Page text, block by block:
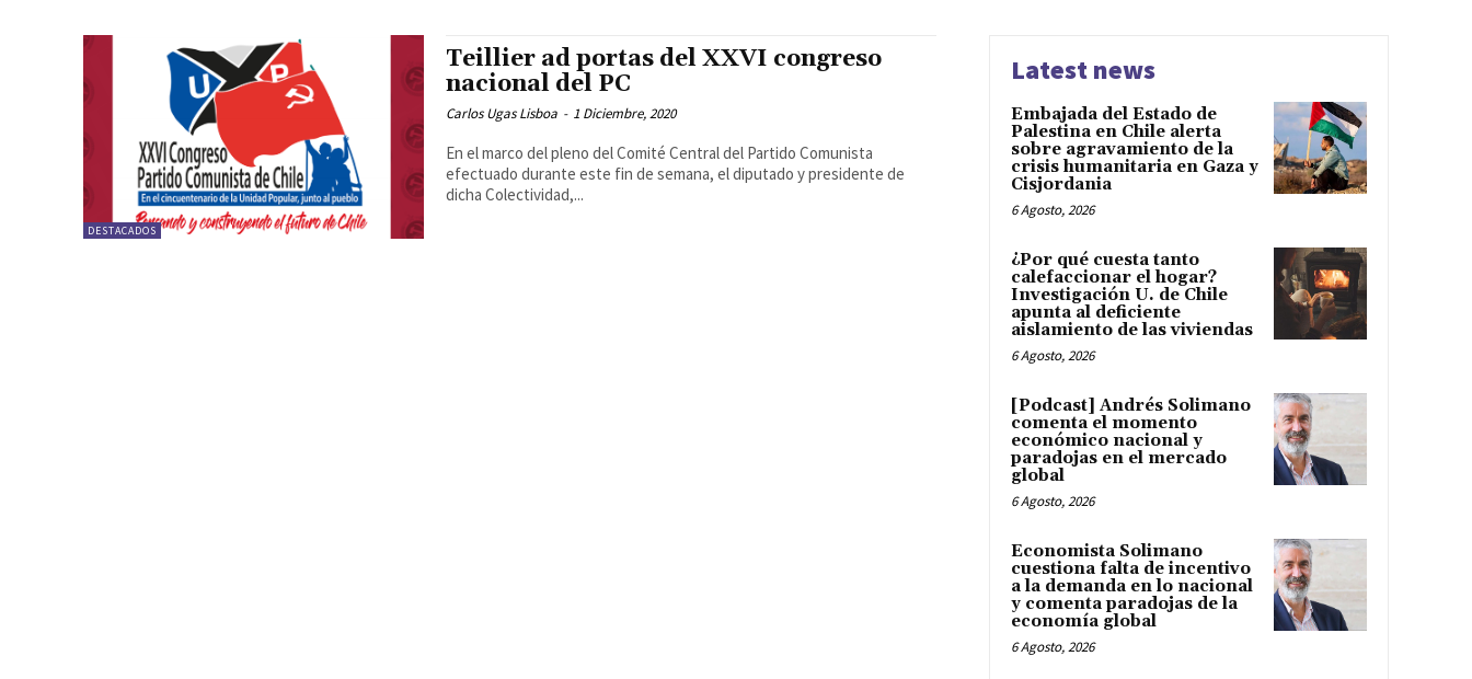
DESTACADOS
Teillier ad portas del XXVI congreso
nacional del PC
Carlos Ugas Lisboa - 1 Diciembre, 2020
En el marco del pleno del Comité Central del Partido Comunista
efectuado durante este fin de semana, el diputado y presidente de
dicha Colectividad,...
Latest news
Embajada del Estado de
Palestina en Chile alerta
sobre agravamiento de la
crisis humanitaria en Gaza y
Cisjordania
6 Agosto, 2026
¿Por qué cuesta tanto
calefaccionar el hogar?
Investigación U. de Chile
apunta al deficiente
aislamiento de las viviendas
6 Agosto, 2026
[Podcast] Andrés Solimano
comenta el momento
económico nacional y
paradojas en el mercado
global
6 Agosto, 2026
Economista Solimano
cuestiona falta de incentivo
a la demanda en lo nacional
y comenta paradojas de la
economía global
6 Agosto, 2026